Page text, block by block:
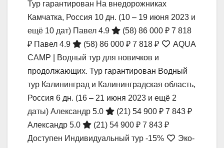
Тур гарантирован На внедорожниках
Камчатка, Россия 10 дн. (10 – 19 июня 2023 и
ещё 10 дат) Павел 4.9 (58) 86 000 ₽ 7 818
₽ Павел 4.9 (58) 86 000 ₽ 7 818 ₽
AQUA
CAMP | Водный тур для новичков и
продолжающих. Тур гарантирован Водный
тур Калининград и Калининградская область,
Россия 6 дн. (16 – 21 июня 2023 и ещё 2
даты) Александр 5.0 (21) 54 900 ₽ 7 843 ₽
Александр 5.0
(21) 54 900 ₽ 7 843 ₽
Доступен Индивидуальный тур -15%
Эко-